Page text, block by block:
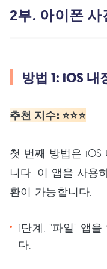
2부. 아이폰 사
방법 1: iOS 내
추천 지수: ⭐⭐⭐
첫 번째 방법은 iOS
니다. 이 앱을 사용
환이 가능합니다.
1단계: "파일" 앱
다.